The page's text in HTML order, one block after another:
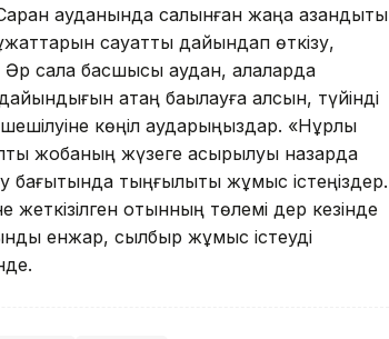
ауданында салынған жаңа қазандықты
сауатты дайындап өткізу,
Әр сала басшысы аудан, қалаларда
қатаң бақылауға алсын, түйінді
көңіл аударыңыздар. «Нұрлы
жобаның жүзеге асырылуы назарда
бағытында тыңғылықты жұмыс істеңіздер.
жеткізілген отынның төлемі дер кезінде
енжар, сылбыр жұмыс істеуді